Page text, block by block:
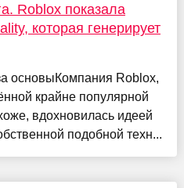
Roblox показала
которая генерирует
основыКомпания Roblox,
крайне популярной
вдохновилась идеей
подобной техн...